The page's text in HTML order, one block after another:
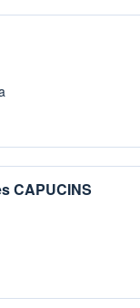
CAPUCINS